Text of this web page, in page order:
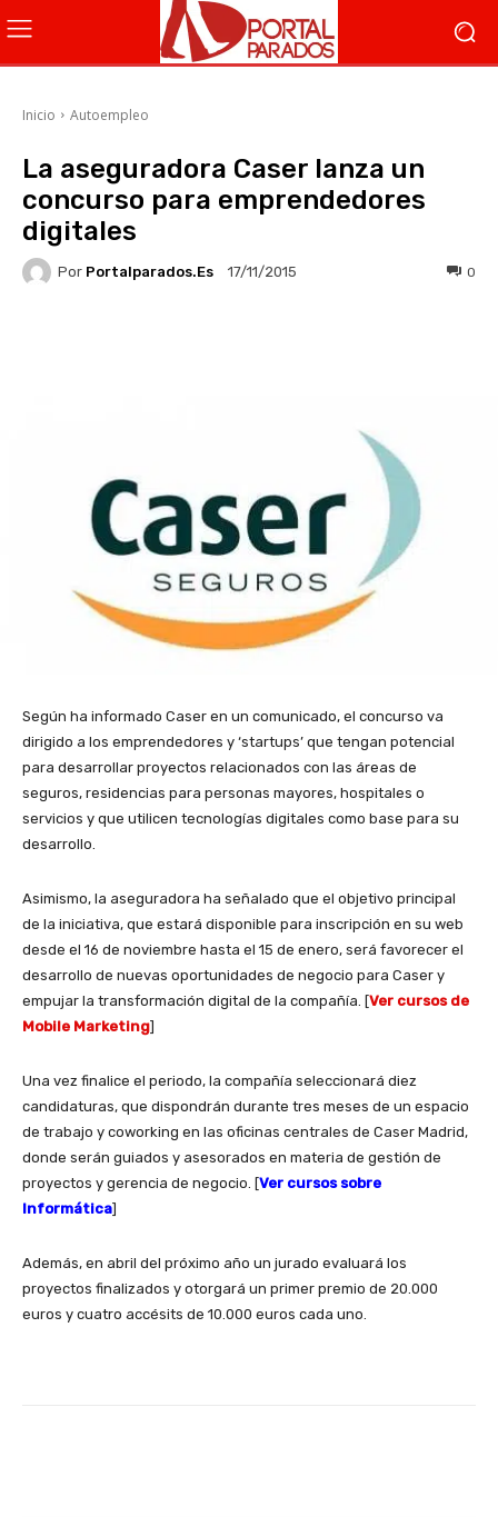
Inicio Autoempleo
La aseguradora Caser lanza un
concurso para emprendedores
digitales
Por Portalparados.es 17/11/2015 0
Según ha informado Caser en un comunicado, el concurso va
dirigido a los emprendedores y ‘startups’ que tengan potencial
para desarrollar proyectos relacionados con las áreas de
seguros, residencias para personas mayores, hospitales o
servicios y que utilicen tecnologías digitales como base para su
desarrollo.
Asimismo, la aseguradora ha señalado que el objetivo principal
de la iniciativa, que estará disponible para inscripción en su web
desde el 16 de noviembre hasta el 15 de enero, será favorecer el
desarrollo de nuevas oportunidades de negocio para Caser y
empujar la transformación digital de la compañía. [Ver cursos de
Mobile Marketing]
Una vez finalice el periodo, la compañía seleccionará diez
candidaturas, que dispondrán durante tres meses de un espacio
de trabajo y coworking en las oficinas centrales de Caser Madrid,
donde serán guiados y asesorados en materia de gestión de
proyectos y gerencia de negocio. [Ver cursos sobre
Informática]
Además, en abril del próximo año un jurado evaluará los
proyectos finalizados y otorgará un primer premio de 20.000
euros y cuatro accésits de 10.000 euros cada uno.